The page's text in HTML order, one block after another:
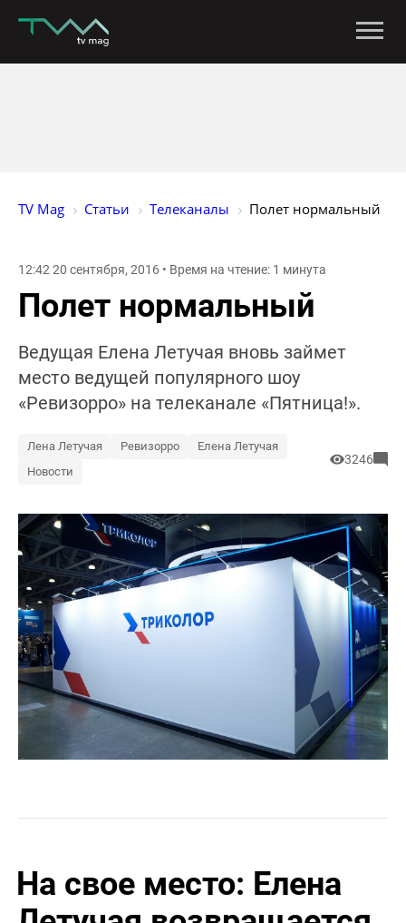
TV Mag Статьи Телеканалы Полет нормальный
12:42 20 сентября, 2016 • Время на чтение: 1 минута
Полет нормальный
Ведущая Елена Летучая вновь займет
место ведущей популярного шоу
«Ревизорро» на телеканале «Пятница!».
Лена Летучая Ревизорро
Елена Летучая
Новости
3246
На свое место: Елена